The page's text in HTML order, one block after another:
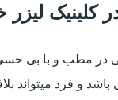
کلینیک
در مطب و با بی
و فرد میتواند